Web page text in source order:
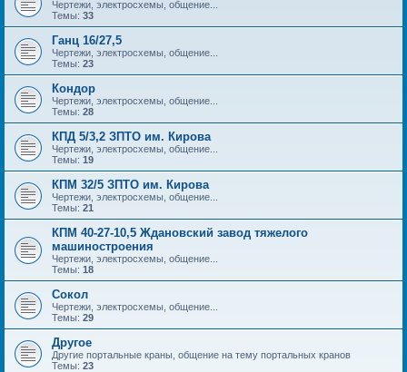
Чертежи, электросхемы, общение...
Темы: 33
Ганц 16/27,5
Чертежи, электросхемы, общение...
Темы: 23
Кондор
Чертежи, электросхемы, общение...
Темы: 28
КПД 5/3,2 ЗПТО им. Кирова
Чертежи, электросхемы, общение...
Темы: 19
КПМ 32/5 ЗПТО им. Кирова
Чертежи, электросхемы, общение...
Темы: 21
КПМ 40-27-10,5 Ждановский завод тяжелого
машиностроения
Чертежи, электросхемы, общение...
Темы: 18
Сокол
Чертежи, электросхемы, общение...
Темы: 29
Другое
Другие портальные краны, общение на тему портальных кранов
Темы: 23